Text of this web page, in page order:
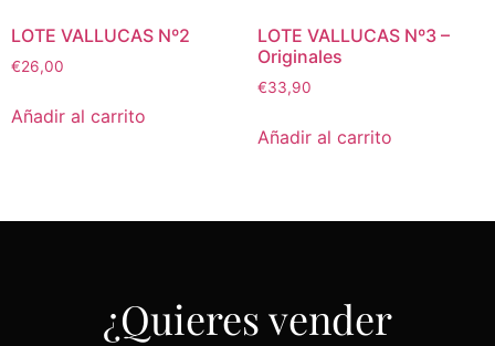
LOTE VALLUCAS Nº2
€26,00
Añadir al carrito
LOTE VALLUCAS Nº3 –
Originales
€33,90
Añadir al carrito
¿Quieres vender